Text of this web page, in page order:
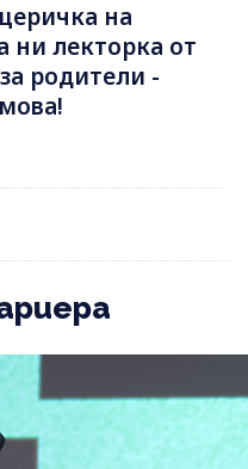
на
ни лекторка от
родители -